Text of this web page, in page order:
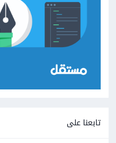
تابعنا على